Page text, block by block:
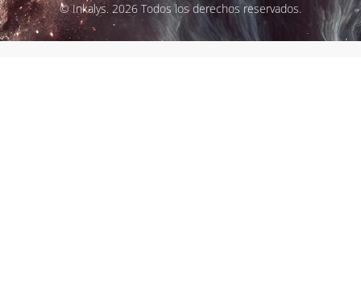
© Inkalys. 2026 Todos los derechos reservados.